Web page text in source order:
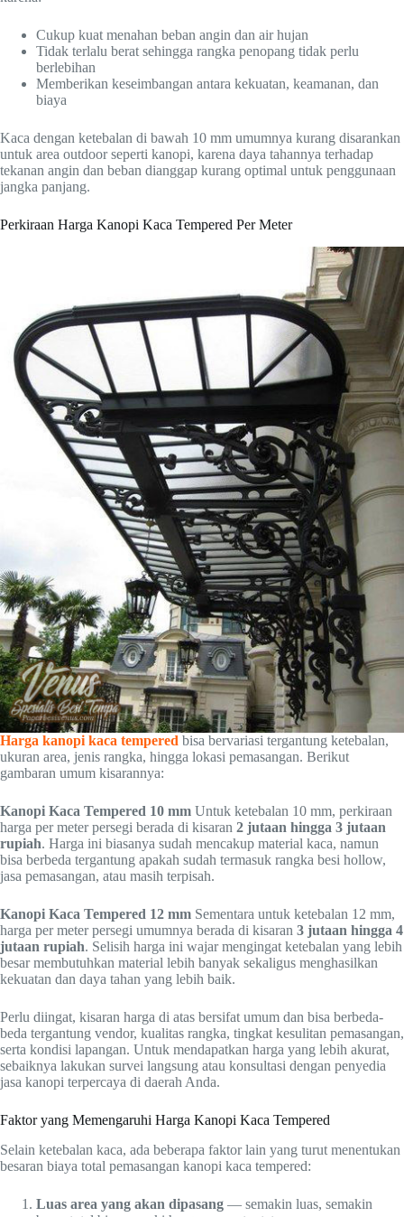
Cukup kuat menahan beban angin dan air hujan
Tidak terlalu berat sehingga rangka penopang tidak perlu
berlebihan
Memberikan keseimbangan antara kekuatan, keamanan, dan
biaya
Kaca dengan ketebalan di bawah 10 mm umumnya kurang disarankan
untuk area outdoor seperti kanopi, karena daya tahannya terhadap
tekanan angin dan beban dianggap kurang optimal untuk penggunaan
jangka panjang.
Perkiraan Harga Kanopi Kaca Tempered Per Meter
Harga kanopi kaca tempered bisa bervariasi tergantung ketebalan,
ukuran area, jenis rangka, hingga lokasi pemasangan. Berikut
gambaran umum kisarannya:
Kanopi Kaca Tempered 10 mm Untuk ketebalan 10 mm, perkiraan
harga per meter persegi berada di kisaran 2 jutaan hingga 3 jutaan
rupiah. Harga ini biasanya sudah mencakup material kaca, namun
bisa berbeda tergantung apakah sudah termasuk rangka besi hollow,
jasa pemasangan, atau masih terpisah.
Kanopi Kaca Tempered 12 mm Sementara untuk ketebalan 12 mm,
harga per meter persegi umumnya berada di kisaran 3 jutaan hingga 4
jutaan rupiah. Selisih harga ini wajar mengingat ketebalan yang lebih
besar membutuhkan material lebih banyak sekaligus menghasilkan
kekuatan dan daya tahan yang lebih baik.
Perlu diingat, kisaran harga di atas bersifat umum dan bisa berbeda-
beda tergantung vendor, kualitas rangka, tingkat kesulitan pemasangan,
serta kondisi lapangan. Untuk mendapatkan harga yang lebih akurat,
sebaiknya lakukan survei langsung atau konsultasi dengan penyedia
jasa kanopi terpercaya di daerah Anda.
Faktor yang Memengaruhi Harga Kanopi Kaca Tempered
Selain ketebalan kaca, ada beberapa faktor lain yang turut menentukan
besaran biaya total pemasangan kanopi kaca tempered:
Luas area yang akan dipasang — semakin luas, semakin